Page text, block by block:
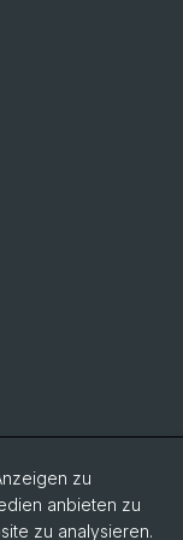
zu
anbieten zu
zu analysieren.